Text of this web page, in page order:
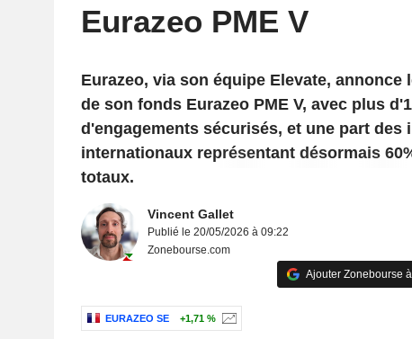
Eurazeo PME V
Eurazeo, via son équipe Elevate, annonce
de son fonds Eurazeo PME V, avec plus
d'engagements sécurisés, et une part des
internationaux représentant désormais
totaux.
Vincent Gallet
Publié le 20/05/2026 à 09:22
Zonebourse.com
Ajouter Zonebourse
EURAZEO SE +1,71 %